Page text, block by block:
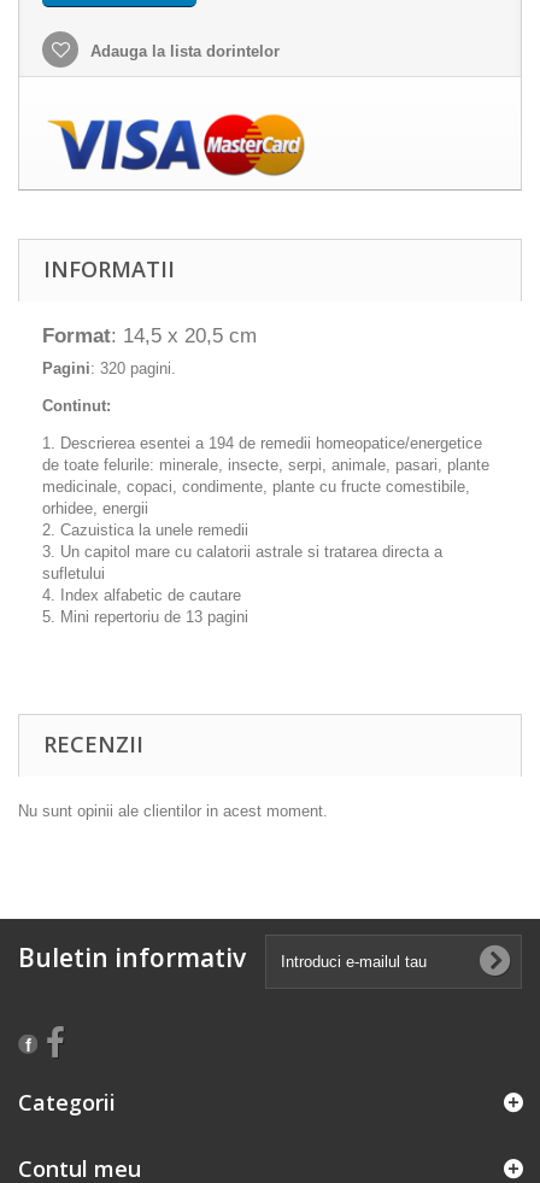
Adauga la lista dorintelor
INFORMATII
Format: 14,5 x 20,5 cm
Pagini: 320 pagini.
Continut:
1. Descrierea esentei a 194 de remedii homeopatice/energetice
de toate felurile: minerale, insecte, serpi, animale, pasari, plante
medicinale, copaci, condimente, plante cu fructe comestibile,
orhidee, energii
2. Cazuistica la unele remedii
3. Un capitol mare cu calatorii astrale si tratarea directa a
sufletului
4. Index alfabetic de cautare
5. Mini repertoriu de 13 pagini
RECENZII
Nu sunt opinii ale clientilor in acest moment.
Buletin informativ
Categorii
Contul meu